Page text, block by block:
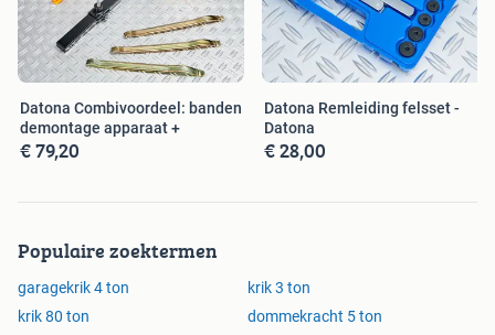
Datona Combivoordeel: banden
demontage apparaat +
€ 79,20
Datona Remleiding felsset -
Datona
€ 28,00
Populaire zoektermen
garagekrik 4 ton
krik 3 ton
krik 80 ton
dommekracht 5 ton